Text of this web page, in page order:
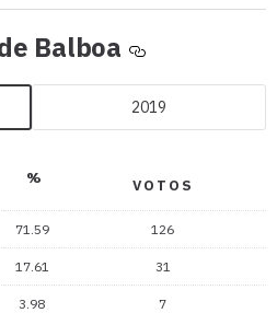
Balboa Todos
datos
de
2019
% VOTOS
71.59 126
17.61 31
3.98 7